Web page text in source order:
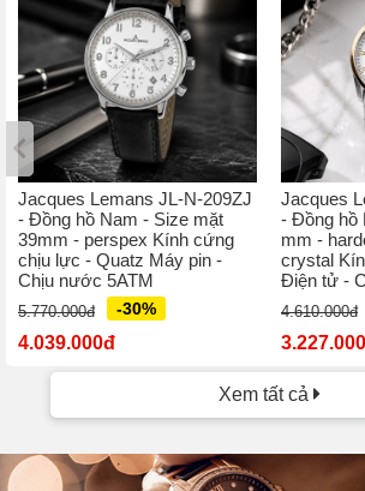
Jacques Lemans JL-N-209ZJ
- Đồng hồ Nam - Size mặt
39mm - perspex Kính cứng
chịu lực - Quatz Máy pin -
Chịu nước 5ATM
5.770.000đ -30%
4.039.000đ
Jacques
- Đồng hồ
mm -
crystal
Điện tử -
4.610.000đ
Xem tất cả